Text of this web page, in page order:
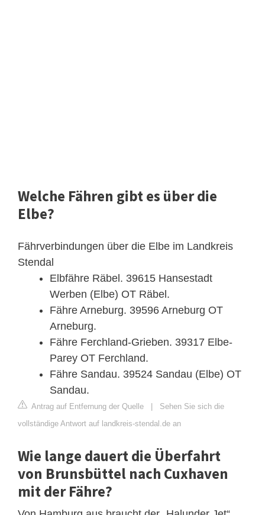
Welche Fähren gibt es über die
Elbe?
Fährverbindungen über die Elbe im Landkreis
Stendal
Elbfähre Räbel. 39615 Hansestadt
Werben (Elbe) OT Räbel.
Fähre Arneburg. 39596 Arneburg OT
Arneburg.
Fähre Ferchland-Grieben. 39317 Elbe-
Parey OT Ferchland.
Fähre Sandau. 39524 Sandau (Elbe) OT
Sandau.
Antrag auf Entfernung der Quelle | Sehen Sie sich die
vollständige Antwort auf landkreis-stendal.de an
Wie lange dauert die Überfahrt
von Brunsbüttel nach Cuxhaven
mit der Fähre?